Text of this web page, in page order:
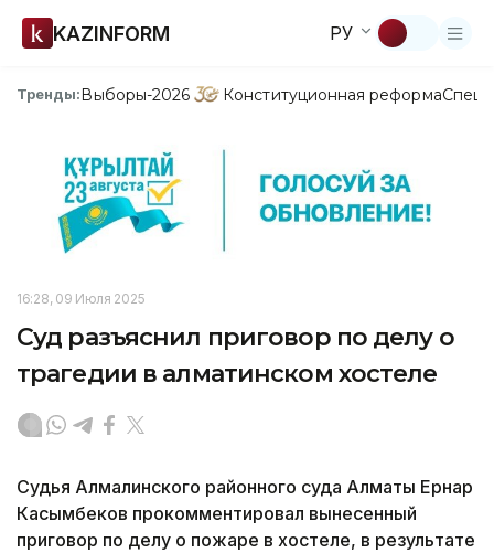
KAZINFORM РУ
Тренды:Выборы-2026 Конституционная реформа
16:28, 09 Июля 2025
Суд разъяснил приговор по делу о
трагедии в алматинском хостеле
Судья Алмалинского районного суда Алматы Ернар
Касымбеков прокомментировал вынесенный
приговор по делу о пожаре в хостеле, в результате